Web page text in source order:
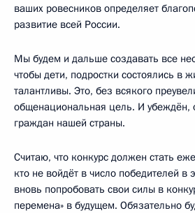
ваших ровесников определяет
развитие всей России.
Мы будем и дальше создавать все
чтобы дети, подростки состоялись в
талантливы. Это, без всякого
общенациональная цель. И убеждён,
граждан нашей страны.
Считаю, что конкурс должен стать
кто не войдёт в число победителей в
вновь попробовать свои силы в
перемена» в будущем. Обязательно